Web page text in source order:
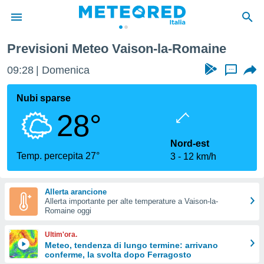
di
per
le
di
Web
le
Previsioni Meteo Vaison-la-Romaine
09:28 Domenica ...
Nubi sparse
28°
Temp. percepita 27°
Nord-est
3
12 km/h
Allerta arancione
Allerta importante per alte temperature a Vaison-la-
Romaine oggi
Ultim'ora.
Meteo, tendenza di lungo termine: arrivano
conferme, la svolta dopo Ferragosto